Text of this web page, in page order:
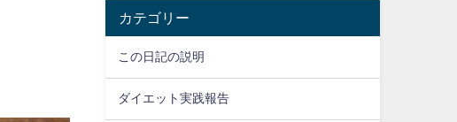
カテゴリー
この日記の説明
ダイエット実践報告